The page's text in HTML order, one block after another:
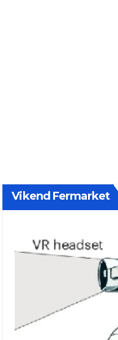
Vikend Fermarket